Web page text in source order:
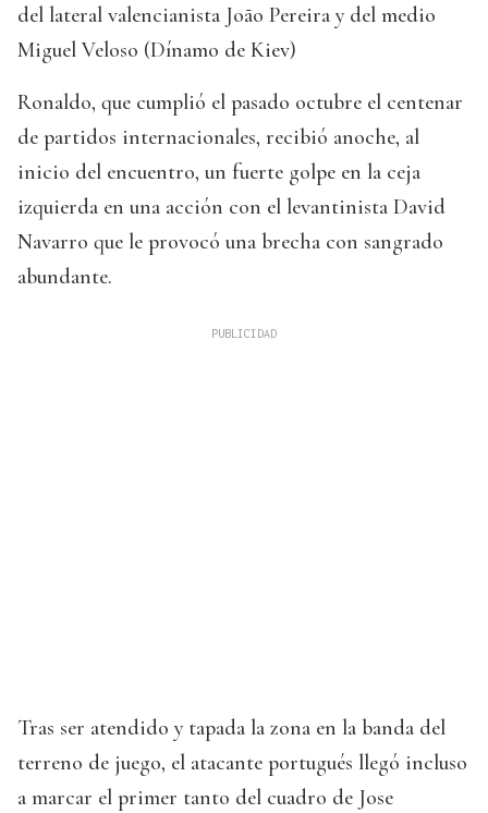
del lateral valencianista João Pereira y del medio
Miguel Veloso (Dínamo de Kiev)
Ronaldo, que cumplió el pasado octubre el centenar
de partidos internacionales, recibió anoche, al
inicio del encuentro, un fuerte golpe en la ceja
izquierda en una acción con el levantinista David
Navarro que le provocó una brecha con sangrado
abundante.
Tras ser atendido y tapada la zona en la banda del
terreno de juego, el atacante portugués llegó incluso
a marcar el primer tanto del cuadro de Jose